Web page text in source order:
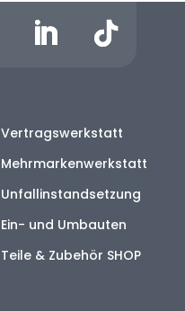
Vertragswerkstatt
Mehrmarkenwerkstatt
Unfallinstandsetzung
Ein- und Umbauten
Teile & Zubehör SHOP